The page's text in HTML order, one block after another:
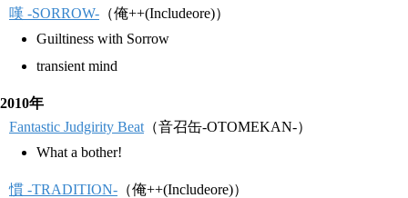
嘆 -SORROW- （俺++(Includeore)）
Guiltiness with Sorrow
transient mind
2010年
Fantastic Judgirity Beat （音召缶-OTOMEKAN-）
What a bother!
慣 -TRADITION- （俺++(Includeore)）